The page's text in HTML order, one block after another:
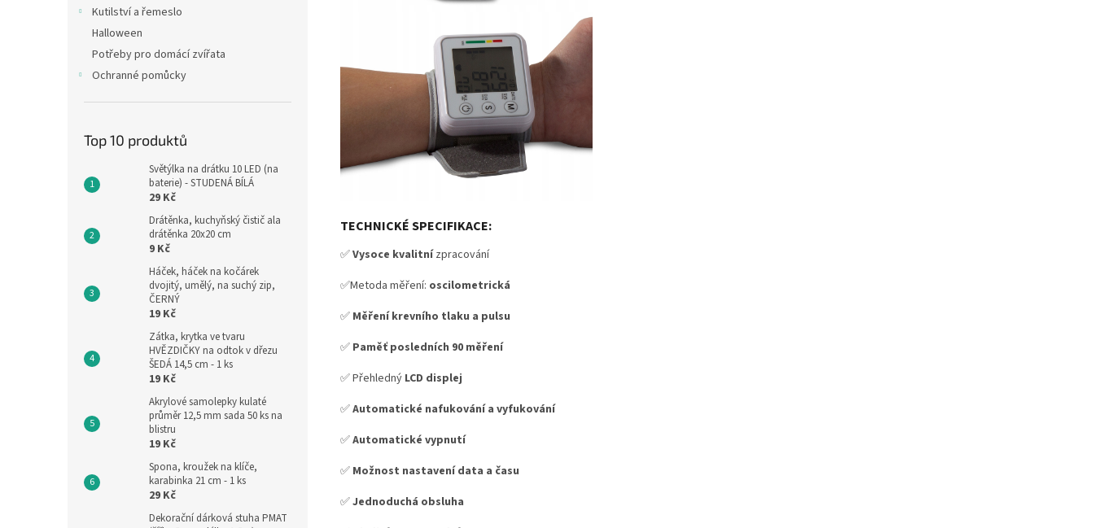
Kutilství a řemeslo
Halloween
Potřeby pro domácí zvířata
Ochranné pomůcky
Top 10 produktů
Světýlka na drátku 10 LED (na
baterie) - STUDENÁ BÍLÁ
29 Kč
Drátěnka, kuchyňský čistič ala
drátěnka 20x20 cm
9 Kč
Háček, háček na kočárek
dvojitý, umělý, na suchý zip,
ČERNÝ
19 Kč
Zátka, krytka ve tvaru
HVĚZDIČKY na odtok v dřezu
ŠEDÁ 14,5 cm - 1 ks
19 Kč
Akrylové samolepky kulaté
průměr 12,5 mm sada 50 ks na
blistru
19 Kč
Spona, kroužek na klíče,
karabinka 21 cm - 1 ks
29 Kč
Dekorační dárková stuha PMAT
TECHNICKÉ SPECIFIKACE:
✅Vysoce kvalitnízpracování
✅Metoda měření: oscilometrická
✅ Měření krevního tlaku a pulsu
✅ Paměť posledních 90 měření
✅ Přehledný LCD displej
✅Automatické nafukování a vyfukování
✅Automatické vypnutí
✅ Možnost nastavení data a času
✅Jednoduchá obsluha